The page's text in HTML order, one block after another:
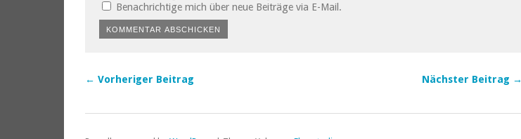
Benachrichtige mich über neue Beiträge via E-Mail.
← Vorheriger Beitrag Nächster Beitrag →